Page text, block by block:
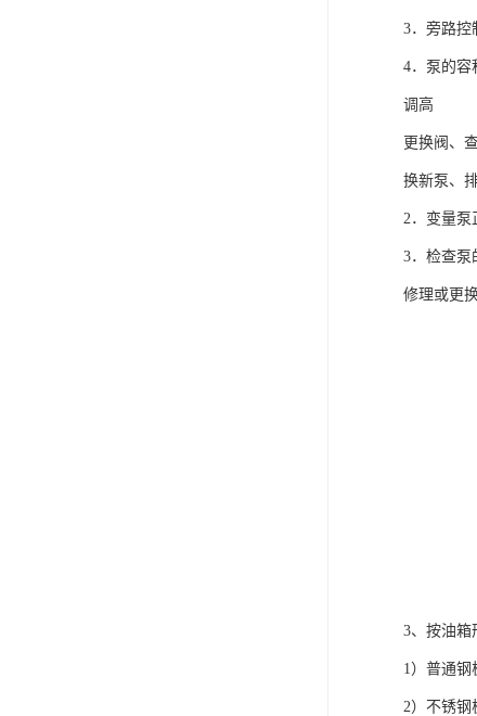
3．旁路控
4．泵的容
调高
更换阀、
换新泵
2．变量泵
3．检查泵
修理或更
3、按油箱
1）普通钢
2）不锈钢